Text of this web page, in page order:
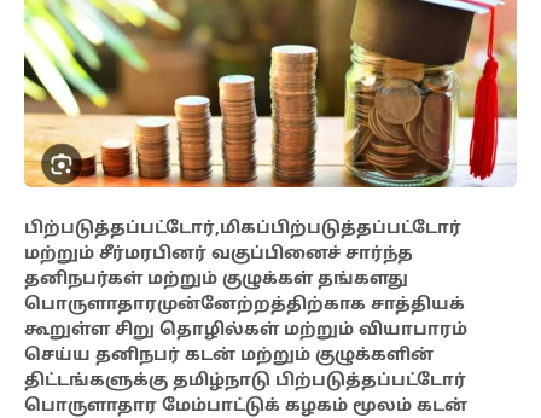
பிற்படுத்தப்பட்டோர்,மிகப்பிற்படுத்தப்பட்டோர்
மற்றும் சீர்மரபினர் வகுப்பினைச் சார்ந்த
தனிநபர்கள் மற்றும் குழுக்கள் தங்களது
பொருளாதாரமுன்னேற்றத்திற்காக சாத்தியக்
கூறுள்ள சிறு தொழில்கள் மற்றும் வியாபாரம்
செய்ய தனிநபர் கடன் மற்றும் குழுக்களின்
திட்டங்களுக்கு தமிழ்நாடு பிற்படுத்தப்பட்டோர்
பொருளாதார மேம்பாட்டுக் கழகம் மூலம் கடன்